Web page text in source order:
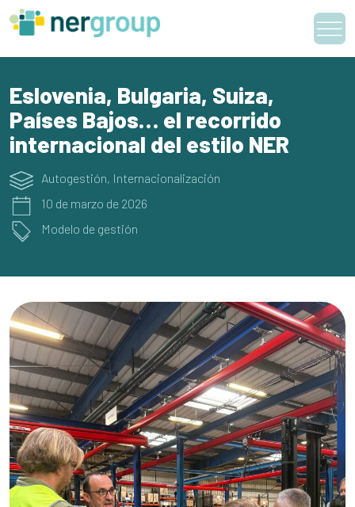
Skip
to
Eslovenia, Bulgaria, Suiza,
Países Bajos… el recorrido
internacional del estilo NER
Autogestión, Internacionalización
10 de marzo de 2026
Modelo de gestión